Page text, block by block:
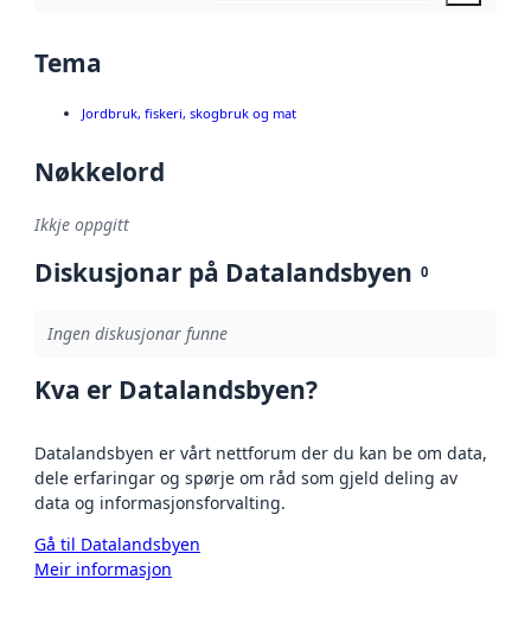
Tema
Jordbruk, fiskeri, skogbruk og mat
Nøkkelord
Ikkje oppgitt
Diskusjonar på Datalandsbyen 0
Ingen diskusjonar funne
Kva er Datalandsbyen?
Datalandsbyen er vårt nettforum der du kan be om data,
dele erfaringar og spørje om råd som gjeld deling av
data og informasjonsforvalting.
Gå til Datalandsbyen
Meir informasjon